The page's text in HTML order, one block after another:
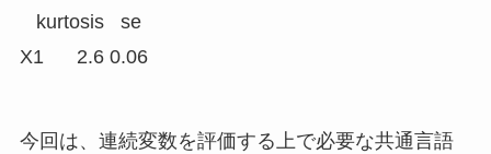
   kurtosis   se
X1      2.6 0.06
今回は、連続変数を評価する上で必要な共通言語